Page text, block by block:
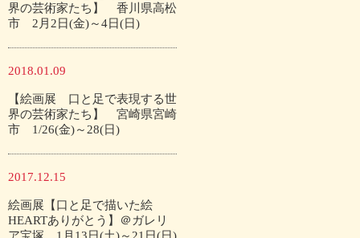
界の芸術家たち】 香川県高松
市 2月2日(金)～4日(日)
2018.01.09
【絵画展 口と足で表現する世
界の芸術家たち】 宮崎県宮崎
市 1/26(金)～28(日)
2017.12.15
絵画展【口と足で描いた絵
HEARTありがとう】＠ガレリ